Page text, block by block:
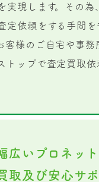
実現します。その為
定依頼をする手間
客様のご自宅や事務
トップで査定買取
広いプロネッ
取及び安心サ